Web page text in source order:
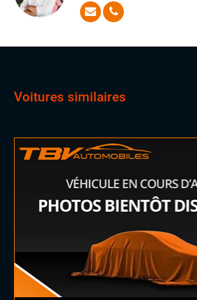
répondre à toutes vos
attentes les plus exigeantes
Voitures similaires